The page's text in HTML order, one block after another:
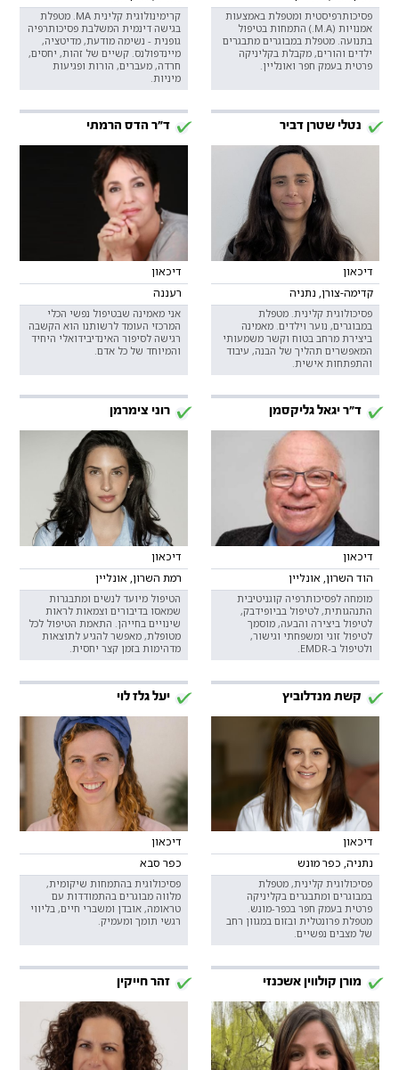
פסיכותרפיסטית ומטפלת באמצעות
אמנויות (M.A.) התמחות בטיפול
בתנועה. מטפלת במבוגרים מתבגרים
ילדים והורים, מקבלת בקליניקה
פרטית בעמק חפר ואונליין.
קרימינולוגית קלינית MA. מטפלת
בגישה דינמית המשלבת פסיכותרפיה
גופנית - נשימה מודעת, מדיטציה,
מיינדפולנס. קשיים של זהות, יחסים,
חרדה, מעברים, הורות ופגיעות
מיניות.
נטלי שטרן דביר
דיכאון
קדימה-צורן, נתניה
פסיכולוגית קלינית. מטפלת
במבוגרים, נוער וילדים. מאמינה
ביצירת מרחב בטוח וקשר משמעותי
המאפשרים תהליך של הבנה, עיבוד
והתפתחות אישית.
ד"ר הדס הרמתי
דיכאון
רעננה
אני מאמינה שבטיפול נפשי הכלי
המרכזי העומד לרשותנו הוא הקשבה
רגישה לסיפור האינדיבידואלי היחיד
והמיוחד של כל אדם.
ד"ר יגאל גליקסמן
דיכאון
הוד השרון, אונליין
מומחה לפסיכותרפיה קוגניטיבית
התנהגותית, לטיפול בביופידבק,
לטיפול ביצירה והבעה, מוסמך
לטיפול זוגי ומשפחתי וגישור,
ולטיפול ב-EMDR.
רוני צימרמן
דיכאון
רמת השרון, אונליין
הטיפול מיועד לנשים ומתבגרות
שמאסו בדיבורים וצמאות לראות
שינויים בחייהן. התאמת הטיפול לכל
מטופלת, מאפשר להגיע לתוצאות
מדהימות בזמן קצר יחסית.
קשת מנדלוביץ
דיכאון
נתניה, כפר מונש
פסיכולוגית קלינית, מטפלת
במבוגרים ומתבגרים בקליניקה
פרטית בעמק חפר בכפר-מונש.
מטפלת פרונטלית ובזום במגוון רחב
של מצבים נפשיים.
יעל גלז לוי
דיכאון
כפר סבא
פסיכולוגית בהתמחות שיקומית,
מלווה מבוגרים בהתמודדות עם
טראומה, אובדן ומשברי חיים, בליווי
רגשי תומך ומעמיק.
מורן קולווין אשכנזי זהר חייקין